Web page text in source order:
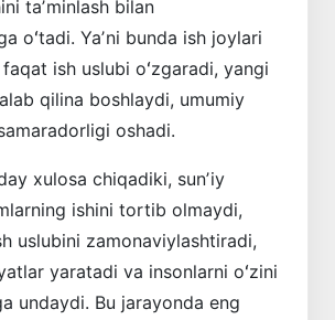
taʼminlash bilan
oʻtadi. Yaʼni bunda ish joylari
ish uslubi oʻzgaradi, yangi
qilina boshlaydi, umumiy
oshadi.
xulosa chiqadiki, sunʼiy
ishini tortib olmaydi,
uslubini zamonaviylashtiradi,
yaratadi va insonlarni oʻzini
undaydi. Bu jarayonda eng